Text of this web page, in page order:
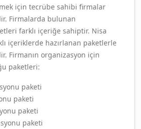
için tecrübe sahibi firmalar
Firmalarda bulunan
farklı içeriğe sahiptir. Nisa
içeriklerde hazırlanan paketlerle
Firmanın organizasyon için
paketleri:
paketi
paketi
paketi
paketi